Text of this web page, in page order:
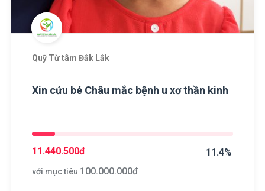
Quỹ Từ tâm Đắk Lắk
Xin cứu bé Châu mắc bệnh u xơ thần kinh
11.4%
11.440.500đ
với mục tiêu 100.000.000đ